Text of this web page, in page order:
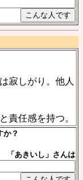
寂しがり。他人
責任感を持つ。
か？
「あきいし」さんは